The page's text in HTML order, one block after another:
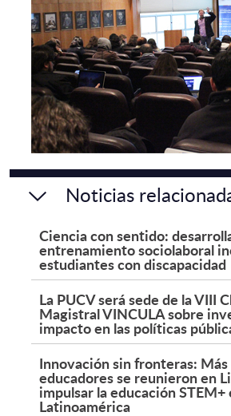
Noticias
Ciencia con sentido:
entrenamiento sociolaboral
estudiantes con discapacidad
La PUCV será sede de la VIII
Magistral VINCULA sobre
impacto en las políticas
Innovación sin fronteras: Más
educadores se reunieron en
impulsar la educación STEM+
Latinoamérica